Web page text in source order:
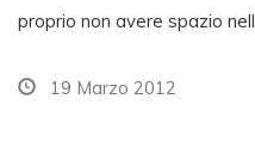
proprio non avere spazio
19 Marzo 2012